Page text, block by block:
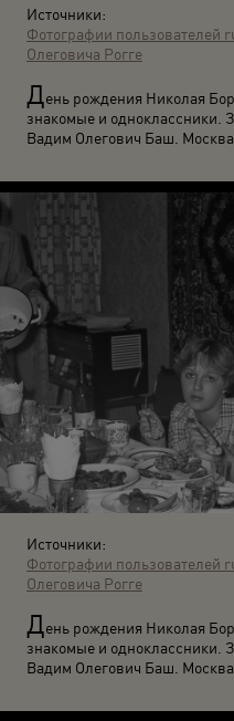
Источники:
Фотографии пользователей
Олеговича Рогге
День рождения Николая
знакомые и одноклассники.
Вадим Олегович Баш.
Источники:
Фотографии пользователей
Олеговича Рогге
День рождения Николая
знакомые и одноклассники.
Вадим Олегович Баш.